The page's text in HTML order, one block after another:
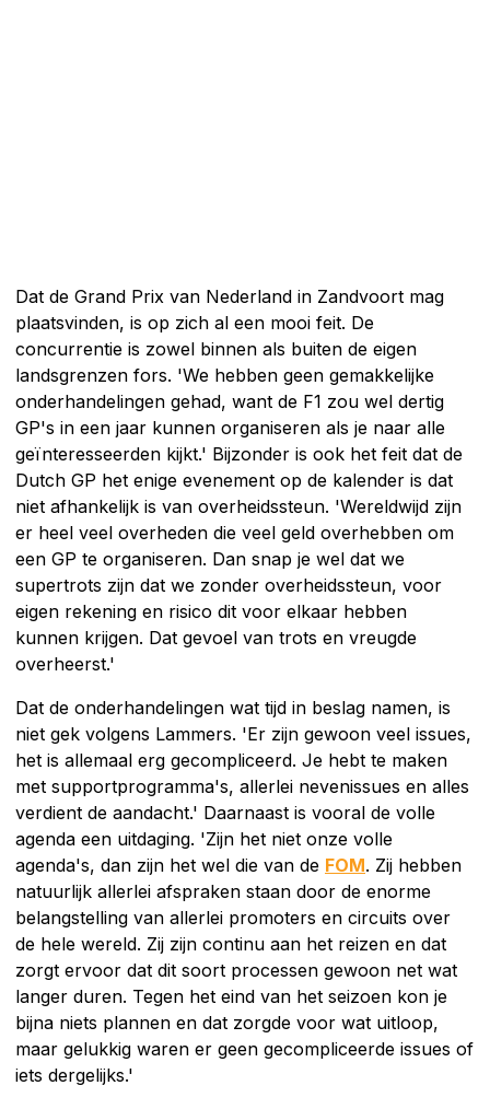
Dat de Grand Prix van Nederland in Zandvoort mag
plaatsvinden, is op zich al een mooi feit. De
concurrentie is zowel binnen als buiten de eigen
landsgrenzen fors. 'We hebben geen gemakkelijke
onderhandelingen gehad, want de F1 zou wel dertig
GP's in een jaar kunnen organiseren als je naar alle
geïnteresseerden kijkt.' Bijzonder is ook het feit dat de
Dutch GP het enige evenement op de kalender is dat
niet afhankelijk is van overheidssteun. 'Wereldwijd zijn
er heel veel overheden die veel geld overhebben om
een GP te organiseren. Dan snap je wel dat we
supertrots zijn dat we zonder overheidssteun, voor
eigen rekening en risico dit voor elkaar hebben
kunnen krijgen. Dat gevoel van trots en vreugde
overheerst.'
Dat de onderhandelingen wat tijd in beslag namen, is
niet gek volgens Lammers. 'Er zijn gewoon veel issues,
het is allemaal erg gecompliceerd. Je hebt te maken
met supportprogramma's, allerlei nevenissues en alles
verdient de aandacht.' Daarnaast is vooral de volle
agenda een uitdaging. 'Zijn het niet onze volle
agenda's, dan zijn het wel die van de FOM. Zij hebben
natuurlijk allerlei afspraken staan door de enorme
belangstelling van allerlei promoters en circuits over
de hele wereld. Zij zijn continu aan het reizen en dat
zorgt ervoor dat dit soort processen gewoon net wat
langer duren. Tegen het eind van het seizoen kon je
bijna niets plannen en dat zorgde voor wat uitloop,
maar gelukkig waren er geen gecompliceerde issues of
iets dergelijks.'